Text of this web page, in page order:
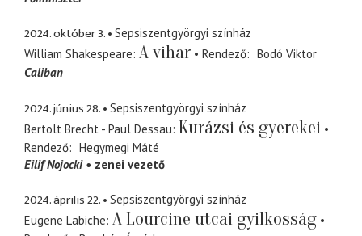
2024. október 3.
Sepsiszentgyörgyi színház
William Shakespeare A vihar Rendező
Bodó Viktor
Caliban
2024. június 28.
Sepsiszentgyörgyi színház
Bertolt Brecht - Paul Dessau Kurázsi és gyerekei
Rendező
Hegymegi Máté
Eilif Nojocki
zenei vezető
2024. április 22.
Sepsiszentgyörgyi színház
Eugene Labiche A Lourcine utcai gyilkosság